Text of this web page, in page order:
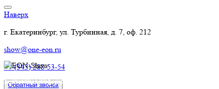
Наверх
г. Екатеринбург, ул. Турбинная, д. 7, оф. 212
show@one-eon.ru
+7 (343) 288-53-54
Обратный звонок
Контактная информация: